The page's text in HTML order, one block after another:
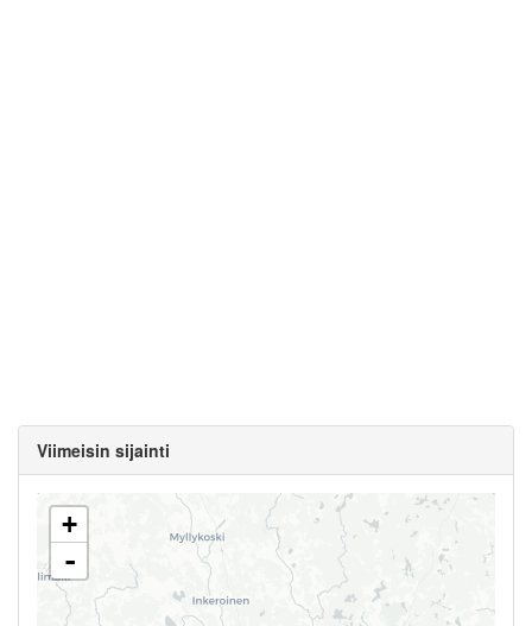
Viimeisin sijainti
+
-